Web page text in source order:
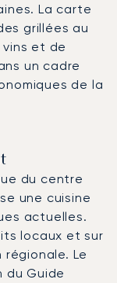
La carte
grillées au
et de
un cadre
de la
du centre
une cuisine
actuelles.
locaux et sur
Le
du Guide